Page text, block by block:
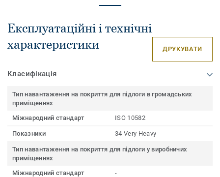
Експлуатаційні і технічні
характеристики
ДРУКУВАТИ
Класифікація
Тип навантаження на покриття для підлоги в громадських
приміщеннях
Міжнародний стандарт
ISO 10582
Показники 34 Very Heavy
Тип навантаження на покриття для підлоги у виробничих
приміщеннях
Міжнародний стандарт
-